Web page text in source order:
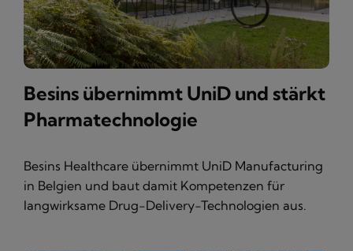
Besins übernimmt UniD und stärkt
Pharmatechnologie
Besins Healthcare übernimmt UniD Manufacturing
in Belgien und baut damit Kompetenzen für
langwirksame Drug-Delivery-Technologien aus.